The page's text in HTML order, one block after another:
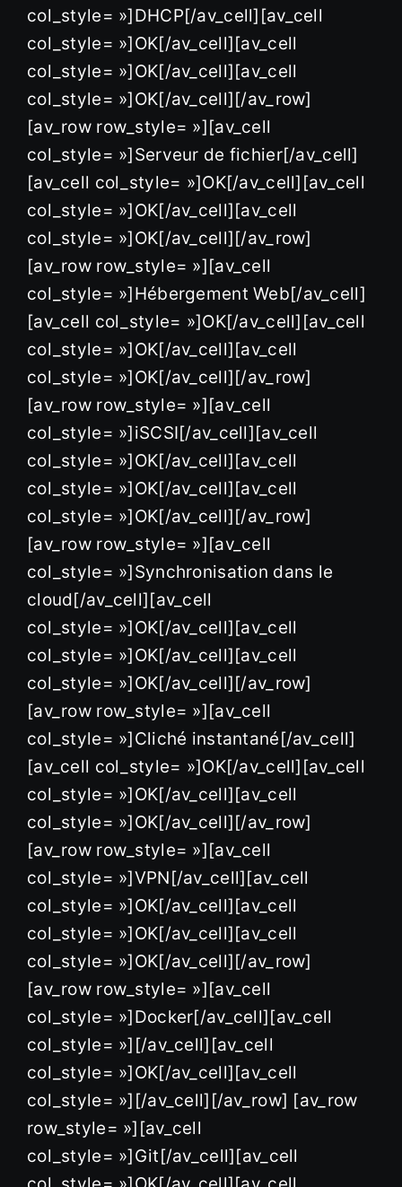
col_style= »]DHCP[/av_cell][av_cell
col_style= »]OK[/av_cell][av_cell
col_style= »]OK[/av_cell][av_cell
col_style= »]OK[/av_cell][/av_row]
[av_row row_style= »][av_cell
col_style= »]Serveur de fichier[/av_cell]
[av_cell col_style= »]OK[/av_cell][av_cell
col_style= »]OK[/av_cell][av_cell
col_style= »]OK[/av_cell][/av_row]
[av_row row_style= »][av_cell
col_style= »]Hébergement Web[/av_cell]
[av_cell col_style= »]OK[/av_cell][av_cell
col_style= »]OK[/av_cell][av_cell
col_style= »]OK[/av_cell][/av_row]
[av_row row_style= »][av_cell
col_style= »]iSCSI[/av_cell][av_cell
col_style= »]OK[/av_cell][av_cell
col_style= »]OK[/av_cell][av_cell
col_style= »]OK[/av_cell][/av_row]
[av_row row_style= »][av_cell
col_style= »]Synchronisation dans le
cloud[/av_cell][av_cell
col_style= »]OK[/av_cell][av_cell
col_style= »]OK[/av_cell][av_cell
col_style= »]OK[/av_cell][/av_row]
[av_row row_style= »][av_cell
col_style= »]Cliché instantané[/av_cell]
[av_cell col_style= »]OK[/av_cell][av_cell
col_style= »]OK[/av_cell][av_cell
col_style= »]OK[/av_cell][/av_row]
[av_row row_style= »][av_cell
col_style= »]VPN[/av_cell][av_cell
col_style= »]OK[/av_cell][av_cell
col_style= »]OK[/av_cell][av_cell
col_style= »]OK[/av_cell][/av_row]
[av_row row_style= »][av_cell
col_style= »]Docker[/av_cell][av_cell
col_style= »][/av_cell][av_cell
col_style= »]OK[/av_cell][av_cell
col_style= »][/av_cell][/av_row] [av_row
row_style= »][av_cell
col_style= »]Git[/av_cell][av_cell